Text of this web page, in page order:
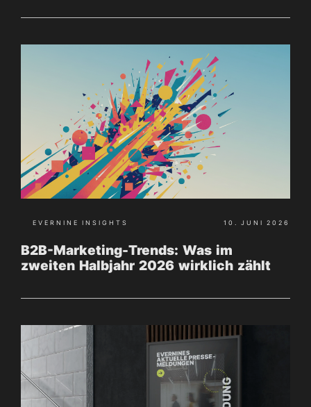
B2B-Marketing-Trends: Was im
zweiten Halbjahr 2026 wirklich zählt
EVERNINE INSIGHTS 10. JUNI 2026